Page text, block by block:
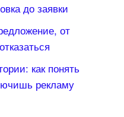
до заявки
от
как понять
рекламу